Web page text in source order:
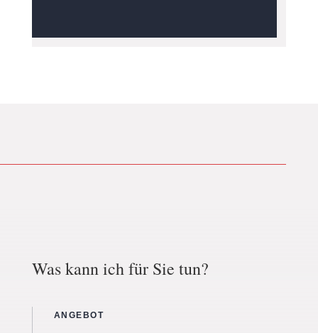
Was kann ich für Sie tun?
ANGEBOT